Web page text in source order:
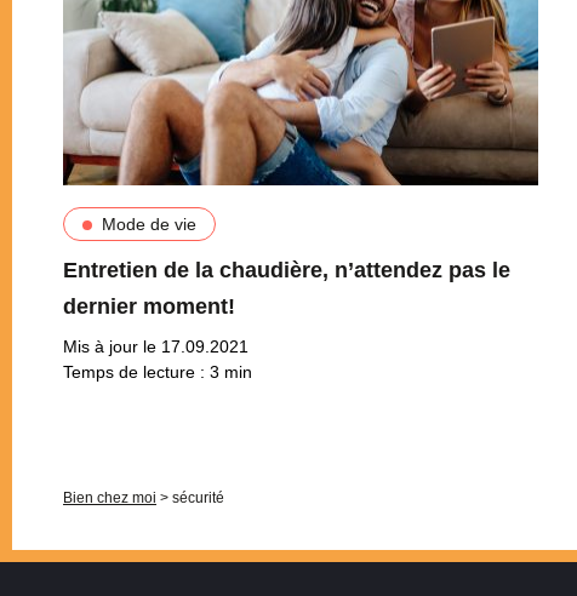
Mode de vie
Entretien de la chaudière, n’attendez pas le
dernier moment!
Mis à jour le 17.09.2021
Temps de lecture : 3 min
Bien chez moi > sécurité